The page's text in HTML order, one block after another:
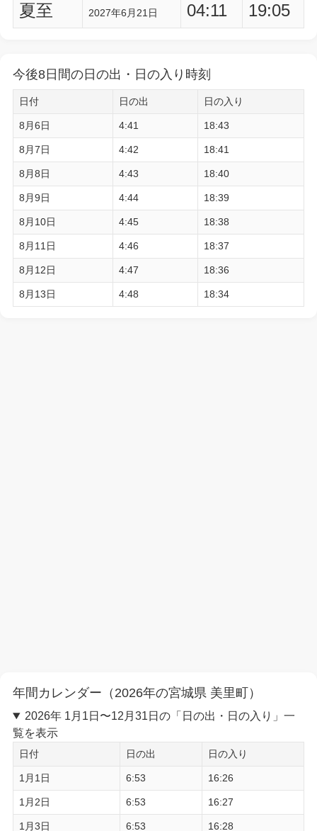
夏至
2027年6月21日 04:11 19:05
今後8日間の日の出・日の入り時刻
日付 日の出 日の入り
8月6日 4:41 18:43
8月7日 4:42 18:41
8月8日 4:43 18:40
8月9日 4:44 18:39
8月10日 4:45 18:38
8月11日 4:46 18:37
8月12日 4:47 18:36
8月13日 4:48 18:34
年間カレンダー（2026年の宮城県 美里町）
2026年 1月1日〜12月31日の「日の出・日の入り」一
覧を表示
日付 日の出 日の入り
1月1日 6:53 16:26
1月2日 6:53 16:27
1月3日 6:53 16:28